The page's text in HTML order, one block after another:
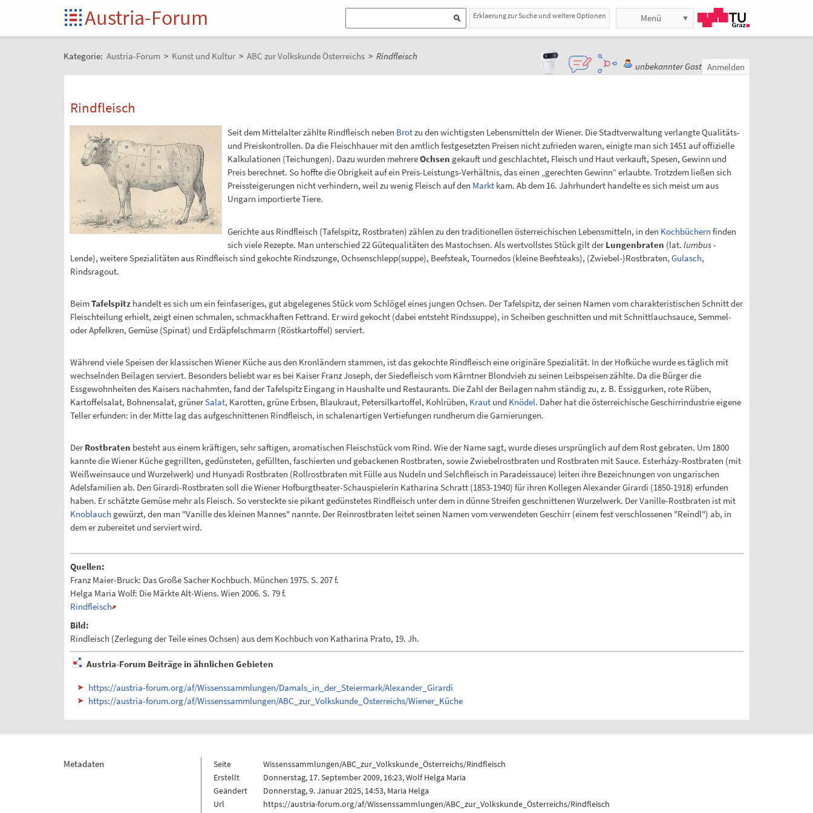
Austria-Forum Erklaerung zur Suche und weitere Optionen Menü
Kategorie: Austria-Forum > Kunst und Kultur > ABC zur Volkskunde Österreichs > Rindfleisch
unbekannter Gast Anmelden
Rindfleisch
Seit dem Mittelalter zählte Rindfleisch neben Brotzu den wichtigsten Lebensmitteln der Wiener. Die Stadtverwaltung verlangte Qualitäts-
und Preiskontrollen. Da die Fleischhauer mit den amtlich festgesetzten Preisen nicht zufrieden waren, einigte man sich 1451 auf offizielle
Kalkulationen (Teichungen). Dazu wurden mehrereOchsen gekauft und geschlachtet, Fleisch und Haut verkauft, Spesen, Gewinn und
Preis berechnet. So hoffte die Obrigkeit auf ein Preis-Leistungs-Verhältnis, das einen „gerechten Gewinn“ erlaubte. Trotzdem ließen sich
Preissteigerungen nicht verhindern, weil zu wenig Fleisch auf den Marktkam. Ab dem 16. Jahrhundert handelte es sich meist um aus
Ungarn importierte Tiere.
Gerichte aus Rindfleisch (Tafelspitz, Rostbraten) zählen zu den traditionellen österreichischen Lebensmitteln, in den Kochbüchern finden
sich viele Rezepte. Man unterschied 22 Gütequalitäten des Mastochsen. Als wertvollstes Stück gilt derLungenbraten (lat. lumbus-
Lende), weitere Spezialitäten aus Rindfleisch sind gekochte Rindszunge, Ochsenschlepp(suppe), Beefsteak, Tournedos (kleine Beefsteaks), (Zwiebel-)Rostbraten, Gulasch,
Rindsragout.
BeimTafelspitzhandelt es sich um ein feinfaseriges, gut abgelegenes Stück vom Schlögel eines jungen Ochsen. Der Tafelspitz, der seinen Namen vom charakteristischen Schnitt der
Fleischteilung erhielt, zeigt einen schmalen, schmackhaften Fettrand. Er wird gekocht (dabei entsteht Rindssuppe), in Scheiben geschnitten und mit Schnittlauchsauce, Semmel-
oder Apfelkren, Gemüse (Spinat) und Erdäpfelschmarrn (Röstkartoffel) serviert.
Während viele Speisen der klassischen Wiener Küche aus den Kronländern stammen, ist das gekochte Rindfleisch eine originäre Spezialität. In der Hofküche wurde es täglich mit
wechselnden Beilagen serviert. Besonders beliebt war es bei Kaiser Franz Joseph, der Siedefleisch vom Kärntner Blondvieh zu seinen Leibspeisen zählte. Da die Bürger die
Essgewohnheiten des Kaisers nachahmten, fand der Tafelspitz Eingang in Haushalte und Restaurants. Die Zahl der Beilagen nahm ständig zu, z. B. Essiggurken, rote Rüben,
Kartoffelsalat, Bohnensalat, grünerSalat, Karotten, grüne Erbsen, Blaukraut, Petersilkartoffel, Kohlrüben, Krautund Knödel. Daher hat die österreichische Geschirrindustrie eigene
Teller erfunden: in der Mitte lag das aufgeschnittenen Rindfleisch, in schalenartigen Vertiefungen rundherum die Garnierungen.
DerRostbraten besteht aus einem kräftigen, sehr saftigen, aromatischen Fleischstück vom Rind. Wie der Name sagt, wurde dieses ursprünglich auf dem Rost gebraten. Um 1800
kannte die Wiener Küche gegrillten, gedünsteten, gefüllten, faschierten und gebackenen Rostbraten, sowie Zwiebelrostbraten und Rostbraten mit Sauce. Esterházy-Rostbraten (mit
Weißweinsauce und Wurzelwerk) und Hunyadi Rostbraten (Rollrostbraten mit Fülle aus Nudeln und Selchfleisch in Paradeissauce) leiten ihre Bezeichnungen von ungarischen
Adelsfamilien ab. Den Girardi-Rostbraten soll die Wiener Hofburgtheater-Schauspielerin Katharina Schratt (1853-1940) für ihren Kollegen Alexander Girardi (1850-1918) erfunden
haben. Er schätzte Gemüse mehr als Fleisch. So versteckte sie pikant gedünstetes Rindfleisch unter dem in dünne Streifen geschnittenen Wurzelwerk. Der Vanille-Rostbraten ist mit
Knoblauch gewürzt, den man "Vanille des kleinen Mannes" nannte. Der Reinrostbraten leitet seinen Namen vom verwendeten Geschirr (einem fest verschlossenen "Reindl") ab, in
dem er zubereitet und serviert wird.
Quellen:
Franz Maier-Bruck: Das Große Sacher Kochbuch. München 1975. S. 207 f.
Helga Maria Wolf: Die Märkte Alt-Wiens. Wien 2006. S. 79 f.
Rindfleisch
Bild:
Rindleisch (Zerlegung der Teile eines Ochsen) aus dem Kochbuch von Katharina Prato, 19. Jh.
Austria-Forum Beiträge in ähnlichen Gebieten
https://austria-forum.org/af/Wissenssammlungen/Damals_in_der_Steiermark/Alexander_Girardi
https://austria-forum.org/af/Wissenssammlungen/ABC_zur_Volkskunde_Österreichs/Wiener_Küche
Metadaten Seite
Wissenssammlungen/ABC_zur_Volkskunde_Österreichs/Rindfleisch
Erstellt
Donnerstag, 17. September 2009, 16:23,Wolf Helga Maria
Geändert
Donnerstag, 9. Januar 2025, 14:53, Maria Helga
Url
https://austria-forum.org/af/Wissenssammlungen/ABC_zur_Volkskunde_Österreichs/Rindfleisch